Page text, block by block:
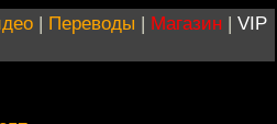
| Переводы | Магазин | VIP